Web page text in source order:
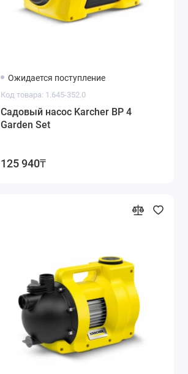
Ожидается поступление
Код товара: 1.645-352.0
Садовый насос Karcher BP 4
Garden Set
125 940₸